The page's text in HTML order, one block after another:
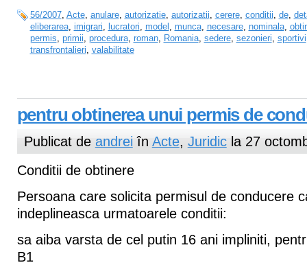
56/2007, Acte, anulare, autorizatie, autorizatii, cerere, conditii, de,
eliberarea, imigrari, lucratori, model , munca, necesare, nominala,
permis, primii, procedura, roman, Romania, sedere, sezonieri, sportivi
transfrontalieri, valabilitate
pentru obtinerea unui permis de
Publicat de andreiîn Acte, Juridicla 27
Conditii de obtinere
Persoana care solicita permisul de conducere
indeplineasca urmatoarele conditii:
sa aiba varsta de cel putin 16 ani impliniti,
B1